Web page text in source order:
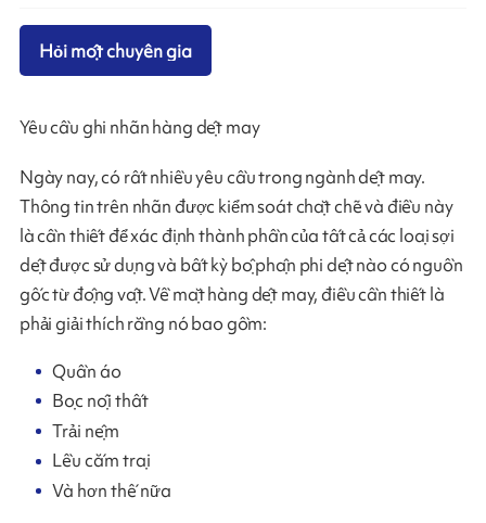
Yêu cầu ghi nhãn hàng dệt may
Ngày nay, có rất nhiều yêu cầu trong ngành dệt may.
Thông tin trên nhãn được kiểm soát chặt chẽ và điều này
là cần thiết để xác định thành phần của tất cả các loại sợi
dệt được sử dụng và bất kỳ bộ phận phi dệt nào có nguồn
gốc từ động vật. Về mặt hàng dệt may, điều cần thiết là
phải giải thích rằng nó bao gồm:
Quần áo
Bọc nội thất
Trải nệm
Lều cắm trại
Và hơn thế nữa
Hỏi một chuyên gia